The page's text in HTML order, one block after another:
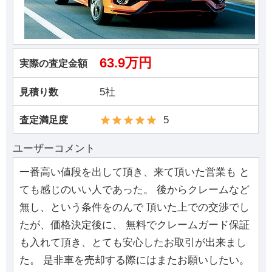
実際の査定金額 63.9万円
見積り数 5社
査定満足度 5
ユーザーコメント
一番高い値段を出して頂き、来て頂いた営業も と
ても感じのいい人であった。 後からクレームなど
無し、という条件をのんで 頂いた上での交渉でし
たが、価格決定後に、 無料でクレームガード保証
も入れて頂き、とても安心したお取引が出来まし
た。 是非車を売却する際にはまたお願いしたい。